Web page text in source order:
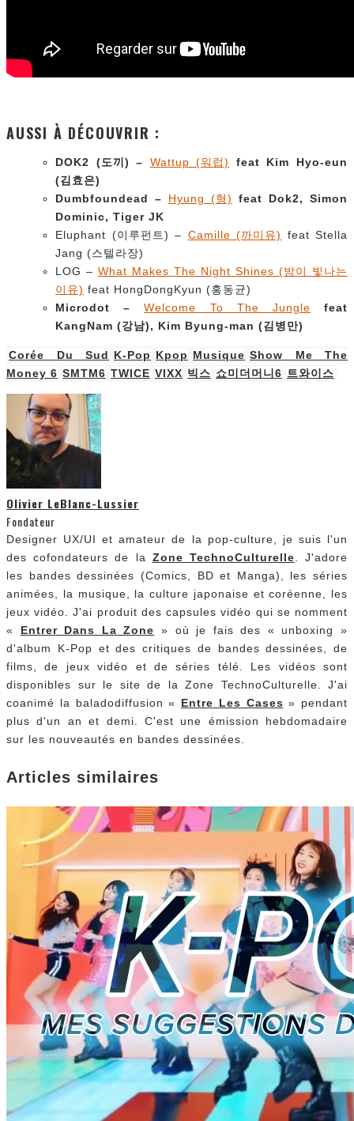
AUSSI À DÉCOUVRIR :
DOK2 (도끼) – Wattup (워럽)
feat Kim Hyo-eun
(김효은)
Dumbfoundead – Hyung (형)
feat Dok2, Simon
Dominic, Tiger JK
Eluphant (이루펀트) – Camille (까미유)
feat Stella
Jang (스텔라장)
LOG – What Makes The Night Shines (밤이 빛나는
이유) feat HongDongKyun (홍동균)
Microdot –Welcome To The Jungle feat
KangNam (강남), Kim Byung-man (김병만)
Corée Du Sud K-Pop Kpop Musique Show Me The
Money 6 SMTM6 TWICE VIXX 빅스 쇼미더머니6 트와이스
Olivier LeBlanc-Lussier
Fondateur
Designer UX/UI et amateur de la pop-culture, je suis l'un
des cofondateurs de la Zone TechnoCulturelle. J'adore
les bandes dessinées (Comics, BD et Manga), les séries
animées, la musique, la culture japonaise et coréenne, les
jeux vidéo. J'ai produit des capsules vidéo qui se nomment
« Entrer Dans La Zone » où je fais des « unboxing »
d'album K-Pop et des critiques de bandes dessinées, de
films, de jeux vidéo et de séries télé. Les vidéos sont
disponibles sur le site de la Zone TechnoCulturelle. J'ai
coanimé la baladodiffusion « Entre Les Cases » pendant
plus d'un an et demi. C'est une émission hebdomadaire
sur les nouveautés en bandes dessinées.
Articles similaires